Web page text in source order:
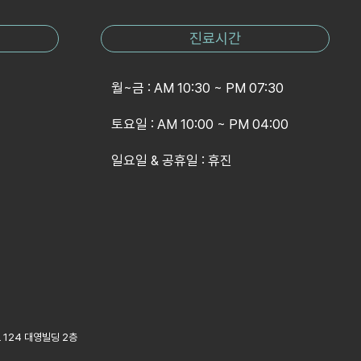
진료시간
월~금 : AM 10:30 ~ PM 07:30
토요일 : AM 10:00 ~ PM 04:00
일요일 & 공휴일 : 휴진
124 대영빌딩 2층